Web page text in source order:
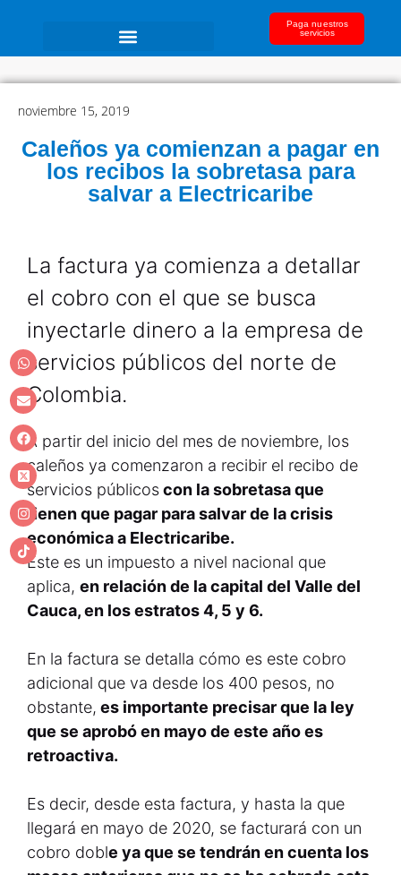
Paga nuestros
servicios
noviembre 15, 2019
Caleños ya comienzan a pagar en
los recibos la sobretasa para
salvar a Electricaribe
La factura ya comienza a detallar
el cobro con el que se busca
inyectarle dinero a la empresa de
servicios públicos del norte de
Colombia.
A partir del inicio del mes de noviembre, los
caleños ya comenzaron a recibir el recibo de
servicios públicoscon la sobretasa que
tienen que pagar para salvar de la crisis
económica a Electricaribe.
Este es un impuesto a nivel nacional que
aplica, en relación de la capital del Valle del
Cauca, en los estratos 4, 5 y 6.
En la factura se detalla cómo es este cobro
adicional que va desde los 400 pesos, no
obstante, es importante precisar que la ley
que se aprobó en mayo de este año es
retroactiva.
Es decir, desde esta factura, y hasta la que
llegará en mayo de 2020, se facturará con un
cobro doble ya que se tendrán en cuenta los